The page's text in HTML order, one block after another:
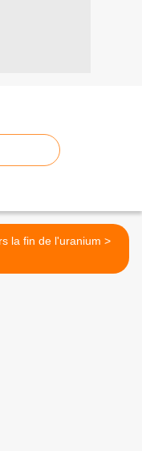
Vers la fin de l'uranium >